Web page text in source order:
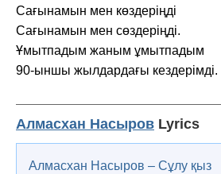
Сағынамын мен көздеріңді
Сағынамын мен сөздеріңді.
Ұмытпадым жаным ұмытпадым
90-ыншы жылдардағы кездерімді.
Алмасхан Насыров Lyrics
Алмасхан Насыров – Сұлу қыз